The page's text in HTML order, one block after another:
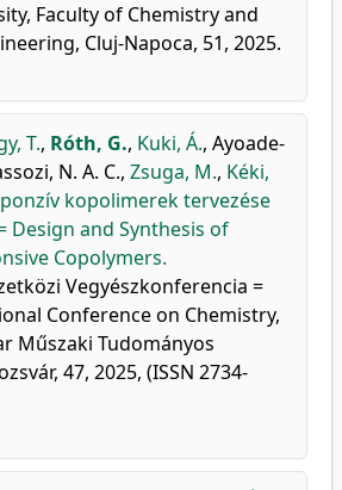
Faculty of Chemistry and
Cluj-Napoca, 51, 2025.
T., Róth, G., Kuki, Á., Ayoade-
N. A. C., Zsuga, M., Kéki,
kopolimerek tervezése
Design and Synthesis of
Copolymers.
Vegyészkonferencia =
Conference on Chemistry,
Műszaki Tudományos
47, 2025, (ISSN 2734-